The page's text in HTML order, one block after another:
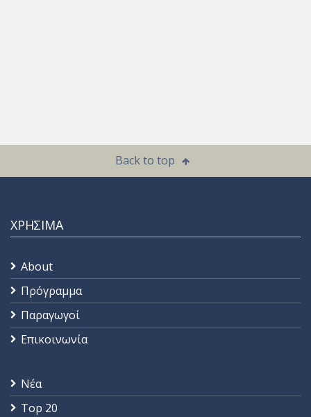
Back to top
ΧΡΗΣΙΜΑ
About
Πρόγραμμα
Παραγωγοί
Επικοινωνία
Νέα
Top 20